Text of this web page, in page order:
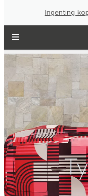
Ingenting